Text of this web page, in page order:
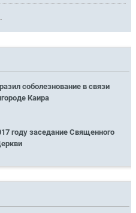
соболезнование в связи
Каира
году заседание Священного